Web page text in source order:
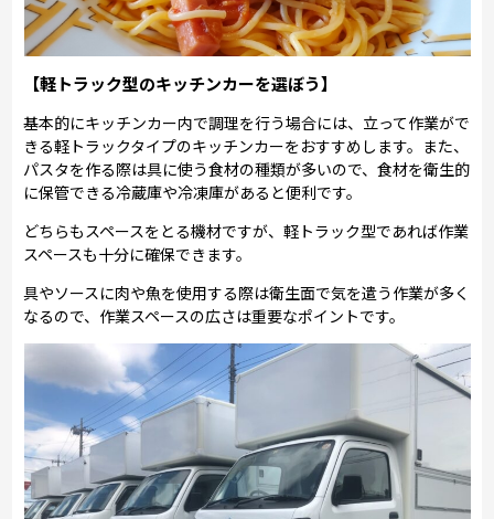
【軽トラック型のキッチンカーを選ぼう】
基本的にキッチンカー内で調理を行う場合には、立って作業がで
きる軽トラックタイプのキッチンカーをおすすめします。また、
パスタを作る際は具に使う食材の種類が多いので、食材を衛生的
に保管できる冷蔵庫や冷凍庫があると便利です。
どちらもスペースをとる機材ですが、軽トラック型であれば作業
スペースも十分に確保できます。
具やソースに肉や魚を使用する際は衛生面で気を遣う作業が多く
なるので、作業スペースの広さは重要なポイントです。